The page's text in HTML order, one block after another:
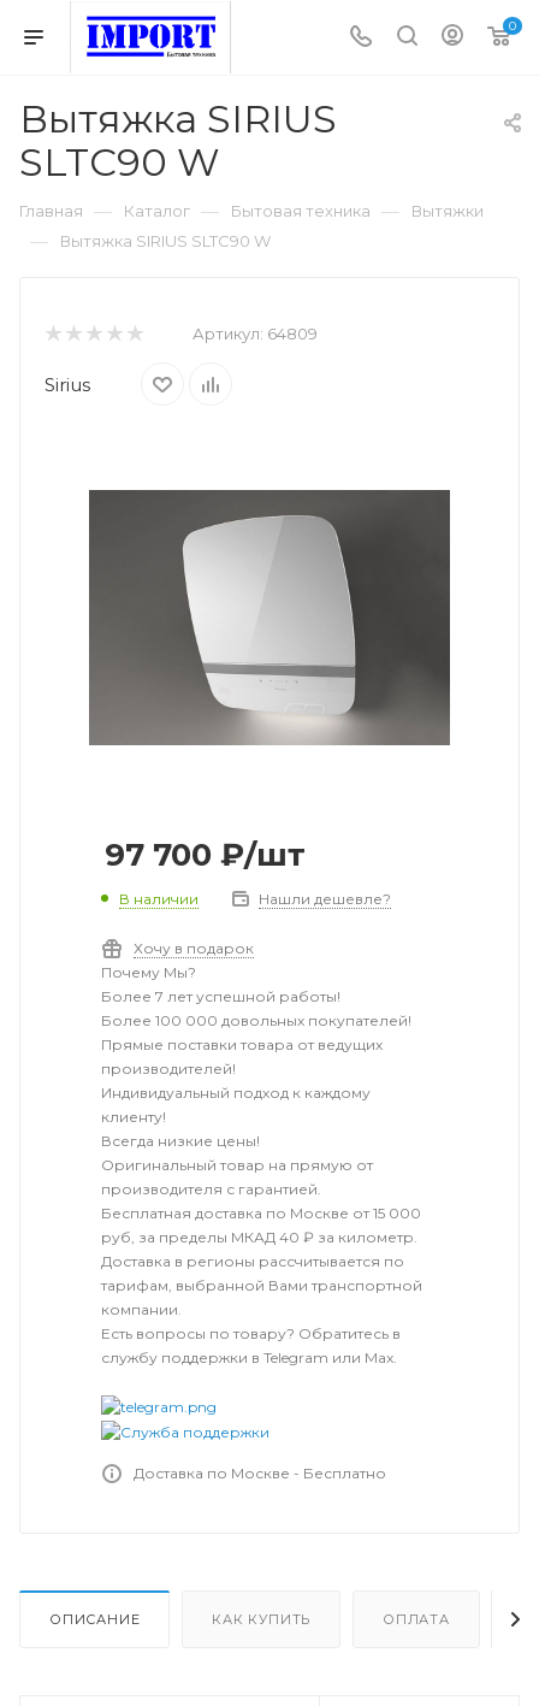
0
Вытяжка SIRIUS
SLTC90 W
Главная — Каталог — Бытовая техника — Вытяжки
— Вытяжка SIRIUS SLTC90 W
Артикул: 64809
Sirius
97 700 ₽/шт
В наличии Нашли дешевле?
Хочу в подарок
Почему Мы?
Более 7 лет успешной работы!
Более 100 000 довольных покупателей!
Прямые поставки товара от ведущих
производителей!
Индивидуальный подход к каждому
клиенту!
Всегда низкие цены!
Оригинальный товар на прямую от
производителя с гарантией.
Бесплатная доставка по Москве от 15 000
руб, за пределы МКАД 40 ₽ за километр.
Доставка в регионы рассчитывается по
тарифам, выбранной Вами транспортной
компании.
Есть вопросы по товару? Обратитесь в
службу поддержки в Telegram или Max.
Доставка по Москве - Бесплатно
ОПИСАНИЕ КАК КУПИТЬ ОПЛАТА